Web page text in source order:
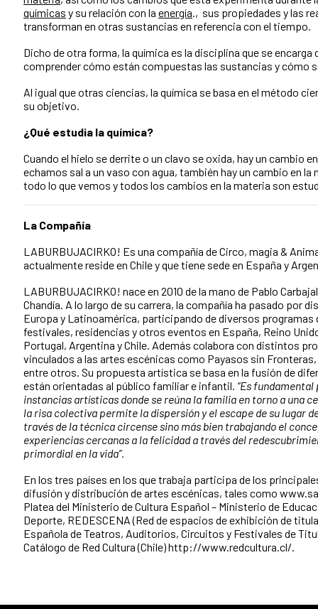
químicas y su relación con la energía., sus propiedades y las
transforman en otras sustancias en referencia con el tiempo. ​
Dicho de otra forma, la química es la disciplina que se encarga
comprender cómo están compuestas las sustancias y cómo
Al igual que otras ciencias, la química se basa en el método
su objetivo.
¿Qué estudia la química?
Cuando el hielo se derrite o un clavo se oxida, hay un cambio
echamos sal a un vaso con agua, también hay un cambio en la
todo lo que vemos y todos los cambios en la materia son
La Compañía
LABURBUJACIRKO! Es una compañía de Circo, magia &
actualmente reside en Chile y que tiene sede en España y
LABURBUJACIRKO! nace en 2010 de la mano de Pablo
Chandía. A lo largo de su carrera, la compañía ha pasado por
Europa y Latinoamérica, participando de diversos programas
festivales, residencias y otros eventos en España, Reino
Portugal, Argentina y Chile. Además colabora con distintos
vinculados a las artes escénicas como Payasos sin
entre otros. Su propuesta artística se basa en la fusión de
están orientadas al público familiar e infantil. “Es
instancias artísticas donde se reúna la familia en torno a una
la risa colectiva permite la dispersión y el escape de su lugar
través de la técnica circense sino más bien trabajando el
experiencias cercanas a la felicidad a través del
primordial en la vida”.
En los tres países en los que trabaja participa de los
difusión y distribución de artes escénicas, tales como
Platea del Ministerio de Cultura Español – Ministerio de
Deporte, REDESCENA (Red de espacios de exhibición de
Española de Teatros, Auditorios, Circuitos y Festivales de
Catálogo de Red Cultura (Chile) http://www.redcultura.cl/.